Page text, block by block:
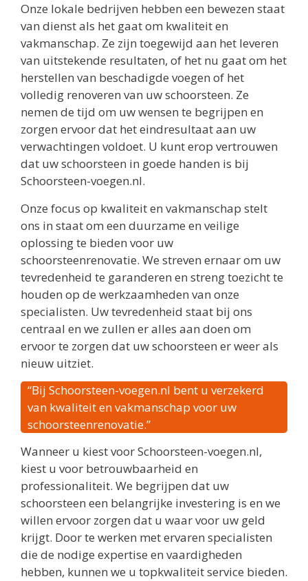
Onze lokale bedrijven hebben een bewezen staat
van dienst als het gaat om kwaliteit en
vakmanschap. Ze zijn toegewijd aan het leveren
van uitstekende resultaten, of het nu gaat om het
herstellen van beschadigde voegen of het
volledig renoveren van uw schoorsteen. Ze
nemen de tijd om uw wensen te begrijpen en
zorgen ervoor dat het eindresultaat aan uw
verwachtingen voldoet. U kunt erop vertrouwen
dat uw schoorsteen in goede handen is bij
Schoorsteen-voegen.nl.
Onze focus op kwaliteit en vakmanschap stelt
ons in staat om een duurzame en veilige
oplossing te bieden voor uw
schoorsteenrenovatie. We streven ernaar om uw
tevredenheid te garanderen en streng toezicht te
houden op de werkzaamheden van onze
specialisten. Uw tevredenheid staat bij ons
centraal en we zullen er alles aan doen om
ervoor te zorgen dat uw schoorsteen er weer als
nieuw uitziet.
“Bij Schoorsteen-voegen.nl bent u verzekerd
van kwaliteit en vakmanschap voor uw
schoorsteenrenovatie.”
Wanneer u kiest voor Schoorsteen-voegen.nl,
kiest u voor betrouwbaarheid en
professionaliteit. We begrijpen dat uw
schoorsteen een belangrijke investering is en we
willen ervoor zorgen dat u waar voor uw geld
krijgt. Door te werken met ervaren specialisten
die de nodige expertise en vaardigheden
hebben, kunnen we u topkwaliteit service bieden.